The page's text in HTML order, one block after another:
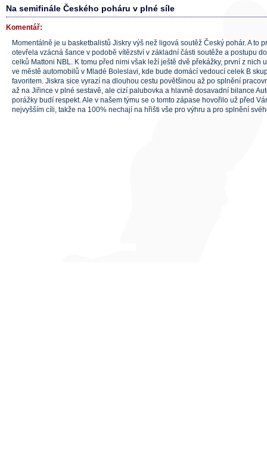
Na semifinále Českého poháru v plné síle
Komentář:
Momentálně je u basketbalistů Jiskry výš než ligová soutěž Český pohár. A to
otevřela vzácná šance v podobě vítězství v základní části soutěže a postupu
celků Mattoni NBL. K tomu před nimi však leží ještě dvě překážky, první z nich
ve městě automobilů v Mladé Boleslavi, kde bude domácí vedoucí celek B
favoritem. Jiskra sice vyrazí na dlouhou cestu povětšinou až po splnění
až na Jiřince v plné sestavě, ale cizí palubovka a hlavně dosavadní bilance
porážky budí respekt. Ale v našem týmu se o tomto zápase hovořilo už před
nejvyšším cíli, takže na 100% nechají na hřišti vše pro výhru a pro splnění